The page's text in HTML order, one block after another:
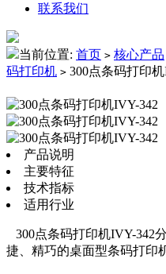
联系我们
当前位置: 首页 > 核心产品
码打印机 > 300点条码打印
产品说明
主要特征
技术指标
适用行业
300点条码打印机IVY-342
捷、精巧的桌面型条码打印